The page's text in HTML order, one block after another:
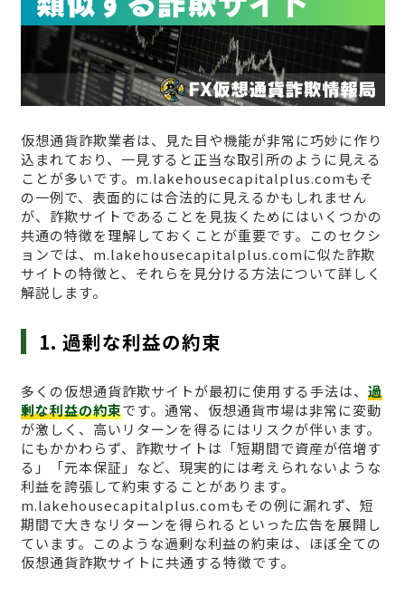
仮想通貨詐欺業者は、見た目や機能が非常に巧妙に作り
込まれており、一見すると正当な取引所のように見える
ことが多いです。m.lakehousecapitalplus.comもそ
の一例で、表面的には合法的に見えるかもしれません
が、詐欺サイトであることを見抜くためにはいくつかの
共通の特徴を理解しておくことが重要です。このセクシ
ョンでは、m.lakehousecapitalplus.comに似た詐欺
サイトの特徴と、それらを見分ける方法について詳しく
解説します。
1. 過剰な利益の約束
多くの仮想通貨詐欺サイトが最初に使用する手法は、 過
剰な利益の約束です。通常、仮想通貨市場は非常に変動
が激しく、高いリターンを得るにはリスクが伴います。
にもかかわらず、詐欺サイトは「短期間で資産が倍増す
る」「元本保証」など、現実的には考えられないような
利益を誇張して約束することがあります。
m.lakehousecapitalplus.comもその例に漏れず、短
期間で大きなリターンを得られるといった広告を展開し
ています。このような過剰な利益の約束は、ほぼ全ての
仮想通貨詐欺サイトに共通する特徴です。